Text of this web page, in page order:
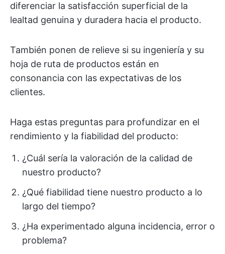
diferenciar la satisfacción superficial de la
lealtad genuina y duradera hacia el producto.
También ponen de relieve si su ingeniería y su
hoja de ruta de productos están en
consonancia con las expectativas de los
clientes.
Haga estas preguntas para profundizar en el
rendimiento y la fiabilidad del producto:
¿Cuál sería la valoración de la calidad de
nuestro producto?
¿Qué fiabilidad tiene nuestro producto a lo
largo del tiempo?
¿Ha experimentado alguna incidencia, error o
problema?